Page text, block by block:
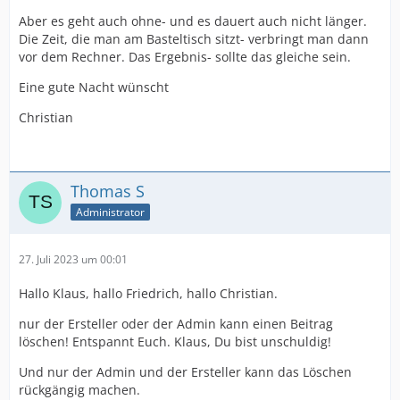
Aber es geht auch ohne- und es dauert auch nicht länger.
Die Zeit, die man am Basteltisch sitzt- verbringt man dann
vor dem Rechner. Das Ergebnis- sollte das gleiche sein.
Eine gute Nacht wünscht
Christian
Thomas S
Administrator
27. Juli 2023 um 00:01
Hallo Klaus, hallo Friedrich, hallo Christian.
nur der Ersteller oder der Admin kann einen Beitrag
löschen! Entspannt Euch. Klaus, Du bist unschuldig!
Und nur der Admin und der Ersteller kann das Löschen
rückgängig machen.